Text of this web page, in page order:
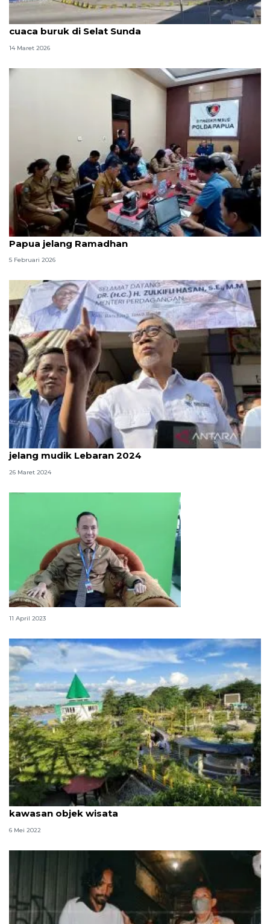
ASDP perketat keselamatan pelayaran hadapi
cuaca buruk di Selat Sunda
14 Maret 2026
Bapanas perketat pengawasan harga pangan di
Papua jelang Ramadhan
5 Februari 2026
Kemendag perketat pengawasan layanan SPBU
jelang mudik Lebaran 2024
26 Maret 2024
Bangka perketat pengawasan sapi
11 April 2023
Satgas COVID-19 perketat pengawasan prokes di
kawasan objek wisata
6 Mei 2022